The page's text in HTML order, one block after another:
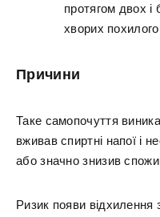
протягом двох і
хворих похилого
Причини
Таке самопочуття
вживав спиртні напої і
або значно знизив
Ризик появи